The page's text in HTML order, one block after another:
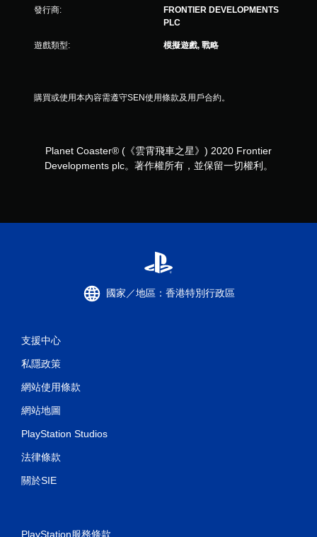
發行商:
FRONTIER DEVELOPMENTS
PLC
遊戲類型: 模擬遊戲, 戰略
購買或使用本內容需遵守SEN使用條款及用戶合約。
Planet Coaster® (《雲霄飛車之星》) 2020 Frontier
Developments plc。著作權所有，並保留一切權利。
國家／地區：香港特別行政區
支援中心
私隱政策
網站使用條款
網站地圖
PlayStation Studios
法律條款
關於SIE
PlayStation服務條款